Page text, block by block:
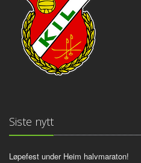
Siste nytt
Løpefest under Heim halvmaraton!